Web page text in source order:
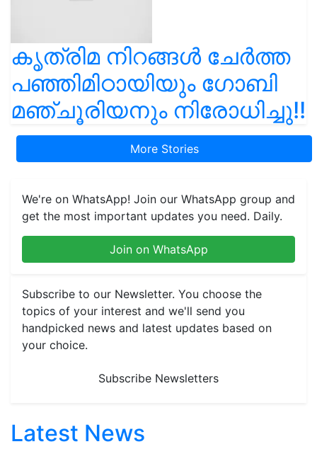
കൃത്രിമ നിറങ്ങൾ ചേർത്ത
പഞ്ഞിമിഠായിയും ഗോബി
മഞ്ചൂരിയനും നിരോധിച്ചു!!
More Stories
We're on WhatsApp! Join our WhatsApp group and
get the most important updates you need. Daily.
Join on WhatsApp
Subscribe to our Newsletter. You choose the
topics of your interest and we'll send you
handpicked news and latest updates based on
your choice.
Subscribe Newsletters
Latest News